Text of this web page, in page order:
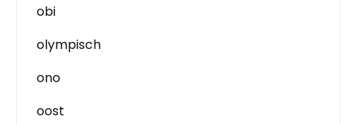
obi
olympisch
ono
oost